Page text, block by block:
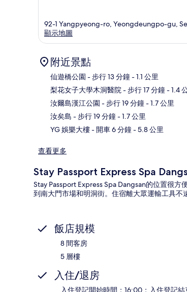
92-1 Yangpyeong-ro, Yeongdeungpo-gu,
顯示地圖
附近景點
仙遊橋公園 - 步行 13 分鐘- 1.1 公里
梨花女子大學木洞醫院 - 步行 17 分鐘- 1.4
汝爾島漢江公園 - 步行 19 分鐘- 1.7 公里
汝矣島 - 步行 19 分鐘- 1.7 公里
YG 娛樂大樓- 開車 6 分鐘- 5.8 公里
查看更多
Stay Passport Express Spa
Stay Passport Express Spa Dangsan的位置很
到南大門市場和明洞街。住宿離大眾運輸工具不
飯店規模
8 間客房
5 層樓
入住/退房
入住登記開始時間：16:00；入住登記